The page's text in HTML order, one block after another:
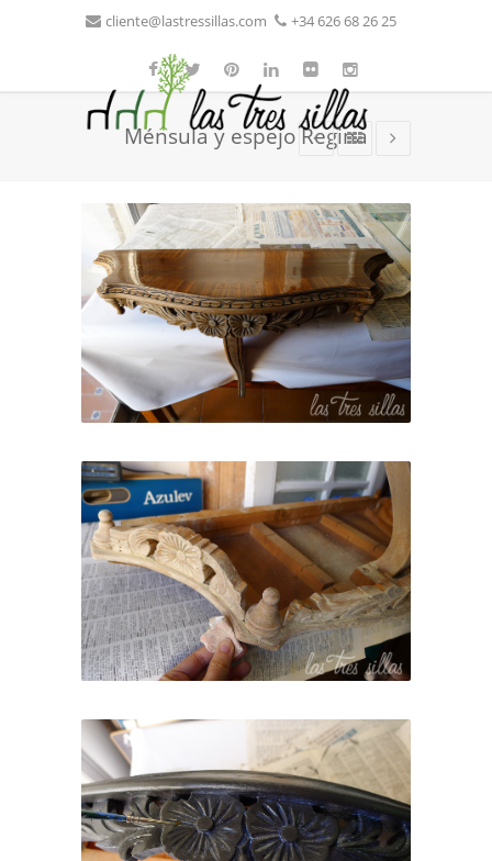
cliente@lastressillas.com +34 626 68 26 25
Ménsula y espejo Regina